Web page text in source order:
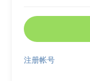
注册帐号